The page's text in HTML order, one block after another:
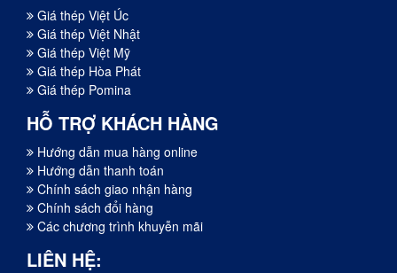
Giá thép Việt Úc
Giá thép Việt Nhật
Giá thép Việt Mỹ
Giá thép Hòa Phát
Giá thép Pomina
HỖ TRỢ KHÁCH HÀNG
Hướng dẫn mua hàng online
Hướng dẫn thanh toán
Chính sách giao nhận hàng
Chính sách đổi hàng
Các chương trình khuyễn mãi
LIÊN HỆ: